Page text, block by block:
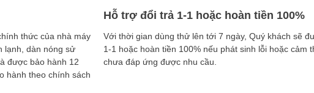
nén và môi chất lạnh.
tiếp và độ ẩm cao.
bảo hiệu suất tốt nhất.
của nhà sản xuất.
thức của nhà máy
lạnh, dàn nóng sử
được bảo hành 12
hành theo chính sách
Hỗ trợ đổi trả 1-1 hoặc hoàn tiền 100%
Với thời gian dùng thử lên tới 7 ngày, Quý khách sẽ
1-1 hoặc hoàn tiền 100% nếu phát sinh lỗi hoặc cảm
chưa đáp ứng được nhu cầu.